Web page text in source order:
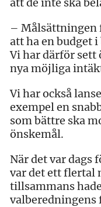
– Målsättningen
att ha en budget
Vi har därför sett
nya möjliga
Vi har också
exempel en
som bättre ska
önskemål.
När det var dags
var det ett flertal
tillsammans
valberedningens